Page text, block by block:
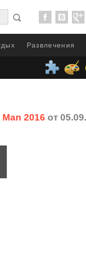
Развлечения
2016 от